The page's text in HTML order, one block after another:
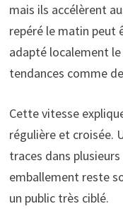
mais ils accélèrent
repéré le matin peut
adapté localement
tendances comme
Cette vitesse
régulière et croisée.
traces dans
emballement reste
un public très ciblé.